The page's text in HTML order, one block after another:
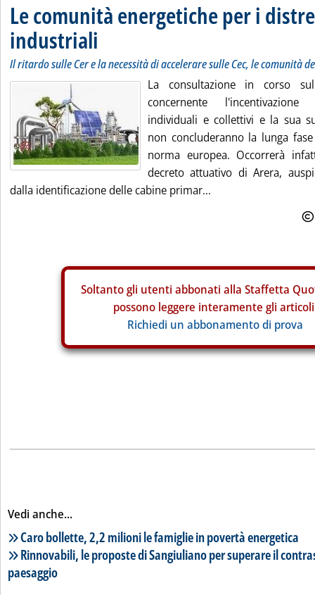
Le comunità energetiche per i
industriali
Il ritardo sulle Cer e la necessità di accelerare sulle Cec, le comunità
La consultazione in corso
concernente
individuali e collettivi e la sua
non concluderanno la lunga
norma europea. Occorrerà
decreto attuativo di Arera,
dalla identificazione delle cabine primar...
Soltanto gli utenti abbonati alla Staffetta
possono leggere interamente gli
Richiedi un abbonamento di prova
Vedi anche...
Lista notizie correlate
Caro bollette, 2,2 milioni le famiglie in povertà energetica
Rinnovabili, le proposte di Sangiuliano per superare il
paesaggio